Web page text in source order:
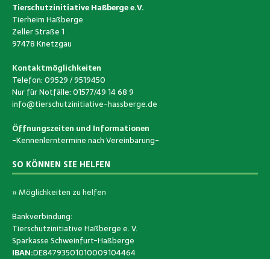
Tierschutzinitiative Haßberge e.V.
Tierheim Haßberge
Zeller Straße 1
97478 Knetzgau
Kontaktmöglichkeiten
Telefon: 09529 / 9519450
Nur für Notfälle: 01577/49 14 68 9
info@tierschutzinitiative-hassberge.de
Öffnungszeiten und Informationen
-Kennenlerntermine nach Vereinbarung-
SO KÖNNEN SIE HELFEN
» Möglichkeiten zu helfen
Bankverbindung:
Tierschutzinitiative Haßberge e. V.
Sparkasse Schweinfurt-Haßberge
IBAN:DE84793501010009104464